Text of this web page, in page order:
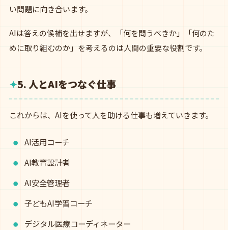
い問題に向き合います。
AIは答えの候補を出せますが、「何を問うべきか」「何のた
めに取り組むのか」を考えるのは人間の重要な役割です。
5. 人とAIをつなぐ仕事
これからは、AIを使って人を助ける仕事も増えていきます。
AI活用コーチ
AI教育設計者
AI安全管理者
子どもAI学習コーチ
デジタル医療コーディネーター